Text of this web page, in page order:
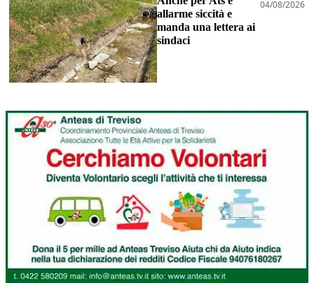
allarme siccità e
manda una lettera ai
sindaci
04/08/2026